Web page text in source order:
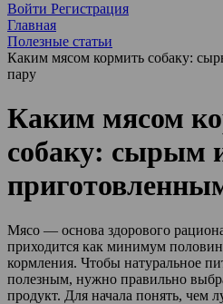
Войти Регистрация
Главная
Полезные статьи
Каким мясом кормить собаку:
пару
Каким мясом
собаку: сырым
Мясо — основа здорового
приходится как минимум
кормления. Чтобы натуральное
полезным, нужно правильно
продукт. Для начала понять, чем